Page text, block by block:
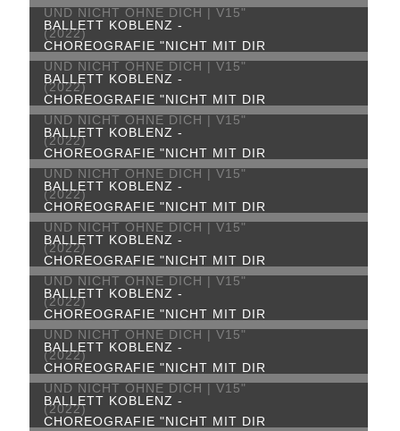
UND NICHT OHNE DICH | V15"
(2022)
BALLETT KOBLENZ -
CHOREOGRAFIE "NICHT MIT DIR
UND NICHT OHNE DICH | V15"
(2022)
BALLETT KOBLENZ -
CHOREOGRAFIE "NICHT MIT DIR
UND NICHT OHNE DICH | V15"
(2022)
BALLETT KOBLENZ -
CHOREOGRAFIE "NICHT MIT DIR
UND NICHT OHNE DICH | V15"
(2022)
BALLETT KOBLENZ -
CHOREOGRAFIE "NICHT MIT DIR
UND NICHT OHNE DICH | V15"
(2022)
BALLETT KOBLENZ -
CHOREOGRAFIE "NICHT MIT DIR
UND NICHT OHNE DICH | V15"
(2022)
BALLETT KOBLENZ -
CHOREOGRAFIE "NICHT MIT DIR
UND NICHT OHNE DICH | V15"
(2022)
BALLETT KOBLENZ -
CHOREOGRAFIE "NICHT MIT DIR
UND NICHT OHNE DICH | V15"
(2022)
BALLETT KOBLENZ -
CHOREOGRAFIE "NICHT MIT DIR